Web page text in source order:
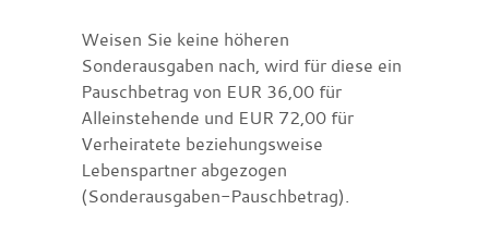
Weisen Sie keine höheren
Sonderausgaben nach, wird für diese ein
Pauschbetrag von EUR 36,00 für
Alleinstehende und EUR 72,00 für
Verheiratete beziehungsweise
Lebenspartner abgezogen
(Sonderausgaben-Pauschbetrag).